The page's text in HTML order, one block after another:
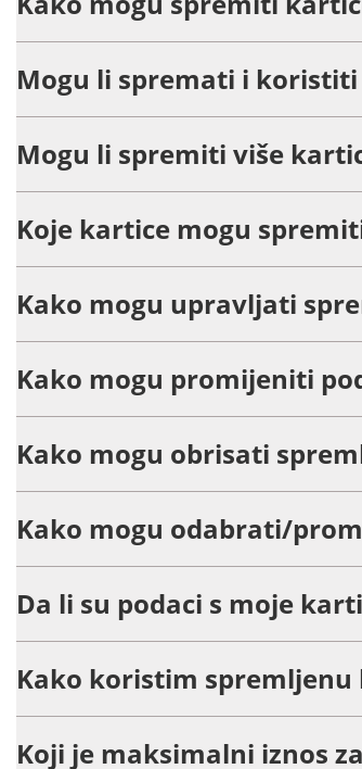
Mogu li spremati i
Mogu li spremiti više
Koje kartice mogu
Kako mogu upravljati
Kako mogu promijeniti
Kako mogu obrisati
Kako mogu odabrati/
Da li su podaci s moje
Kako koristim spremljenu
Koji je maksimalni iznos